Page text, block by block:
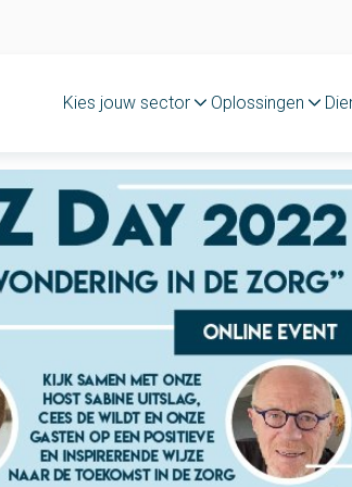
Kies jouw sector Oplossingen